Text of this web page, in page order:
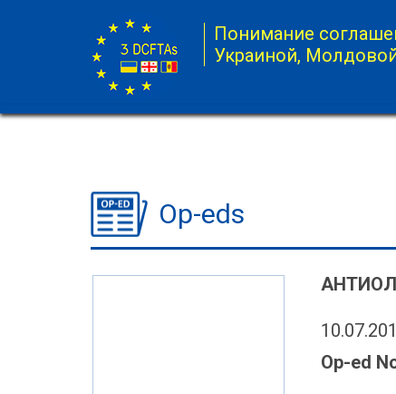
Понимание
Украиной,
Op-eds
Op-ed